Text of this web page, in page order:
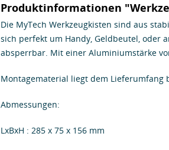
Produktinformationen
Die MyTech Werkzeugkisten sind aus
sich perfekt um Handy, Geldbeutel, oder
absperrbar. Mit einer Aluminiumstärke
Montagematerial liegt dem Lieferumfang
Abmessungen:
LxBxH : 285 x 75 x 156 mm